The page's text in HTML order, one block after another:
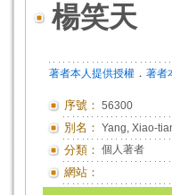
楊笑天
著者本人提供授權 ． 著者
序號： 56300
別名： Yang, Xiao-
分類： 個人著者
網站：